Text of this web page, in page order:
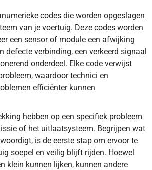
codes die worden opgeslagen
van je voertuig. Deze codes worden
een sensor of module een afwijking
defecte verbinding, een verkeerd signaal
onderdeel. Elke code verwijst
waardoor technici en
efficiënter kunnen
hebben op een specifiek probleem
of het uitlaatsysteem. Begrijpen wat
is de eerste stap om ervoor te
soepel en veilig blijft rijden. Hoewel
klein kunnen lijken, kunnen andere